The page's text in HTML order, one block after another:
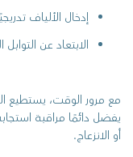
إدخال الألياف
الابتعاد عن
مع مرور الوقت، يستطيع
يفضل دائمًا مراقبة
أو الانزعاج.